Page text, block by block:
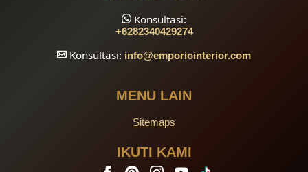
Konsultasi:
+6282340429274
Konsultasi: info@emporiointerior.com
MENU LAIN
Sitemaps
IKUTI KAMI